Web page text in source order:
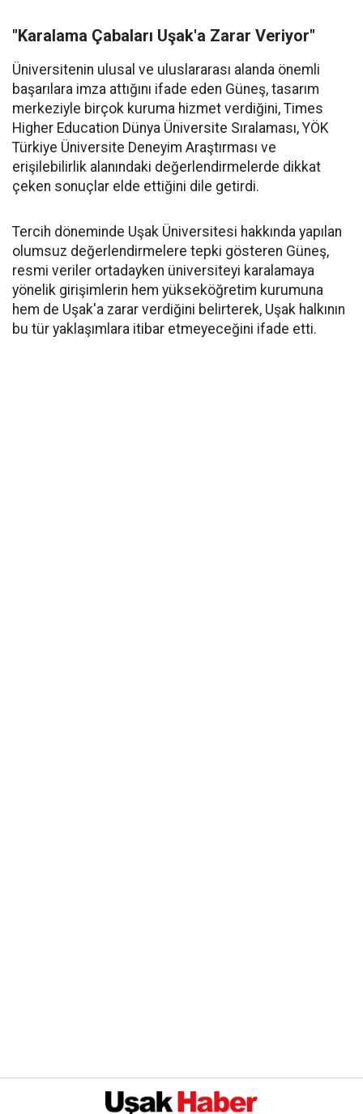
"Karalama Çabaları Uşak'a Zarar Veriyor"
Üniversitenin ulusal ve uluslararası alanda önemli
başarılara imza attığını ifade eden Güneş, tasarım
merkeziyle birçok kuruma hizmet verdiğini, Times
Higher Education Dünya Üniversite Sıralaması, YÖK
Türkiye Üniversite Deneyim Araştırması ve
erişilebilirlik alanındaki değerlendirmelerde dikkat
çeken sonuçlar elde ettiğini dile getirdi.
Tercih döneminde Uşak Üniversitesi hakkında yapılan
olumsuz değerlendirmelere tepki gösteren Güneş,
resmi veriler ortadayken üniversiteyi karalamaya
yönelik girişimlerin hem yükseköğretim kurumuna
hem de Uşak'a zarar verdiğini belirterek, Uşak halkının
bu tür yaklaşımlara itibar etmeyeceğini ifade etti.